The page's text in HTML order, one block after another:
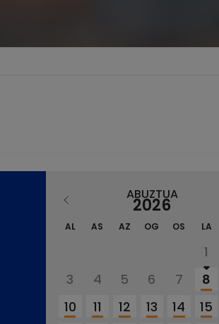
ABUZTUA
2026
AL AS AZ OG OS LA
1
3
4 5 6 7 8
10
11 12 13 14 15